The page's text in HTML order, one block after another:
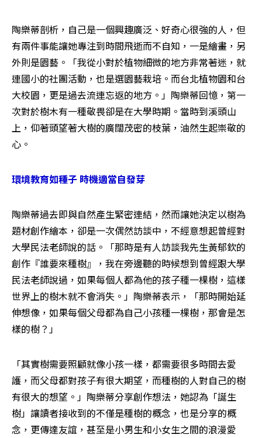
陶樂蒂剖析，自己是一個興趣廣泛、好奇心很強的人，但
有兩件事能讓她專注到時間飛逝而不自知，一是繪畫，另
外則是園藝。「我從小對於植物細微的地方非常著迷，就
連國小的社團活動，也是選園藝栽培。而台北植物園和台
大校園，更是過去流連忘返的地方。」陶樂蒂回憶，第一
次對於樹木有一種敬畏卻是在大學時期。當時到溪頭山
上，仰著頭望著大樹的廣闊茂密的枝葉，油然生起崇敬的
心。
環境教育如種子 時機適當自發芽
陶樂蒂過去即與自然產生緊密連結，然而讓她決定以樹為
題材創作繪本，卻是一次偶然訪談中，不經意想起曾經對
大學民法老師說的話。「那時是有人訪談我先生黃郁欽的
創作『誰要來種樹』，我在旁邊聽的時候想到曾經跟大學
民法老師說過，如果每個人都為他的孩子種一棵樹，這樣
世界上的樹木就不會消失。」陶樂蒂表示，「那時開始延
伸想像，如果每個父母都為自己小孩種一棵樹，那會是怎
樣的樹？」
「其實樹需要照顧就像小孩一樣，都需要很多時間去愛
護，而父母都對孩子有很大期望，而種樹的人對自己的樹
有很大的想望。」陶樂蒂分享創作想法，她認為「誕生
樹」讓讀者接收到的不僅是種樹的概念，也是分享的概
念，更傳達友誼，甚至是小男生和小女生之間的浪漫愛